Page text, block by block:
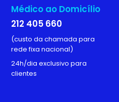
Médico ao Domicílio
212 405 660
(custo da chamada para
rede fixa nacional)
24h/dia exclusivo para
clientes